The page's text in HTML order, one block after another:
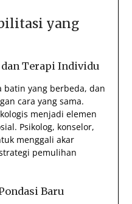
yang
Terapi Individu
yang berbeda, dan
cara yang sama.
menjadi elemen
Psikolog, konselor,
menggali akar
pemulihan
Baru